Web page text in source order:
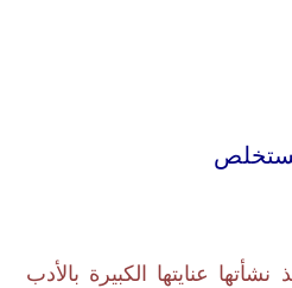
عنايتها الكبيرة بالأدب